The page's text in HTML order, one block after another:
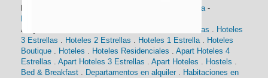
Historia-
Alojamiento:
Hoteles 4 Estrellas . Hoteles
3 Estrellas . Hoteles 2 Estrellas . Hoteles 1 Estrella. Hoteles
Boutique . Hoteles . Hoteles Residenciales . Apart Hoteles 4
Estrellas . Apart Hoteles 3 Estrellas . Apart Hoteles . Hostels .
Bed & Breakfast . Departamentos en alquiler . Habitaciones en